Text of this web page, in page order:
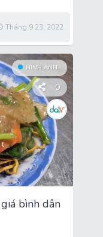
Tháng 9 23, 2022
HÌNH ẢNH
0
bình dân